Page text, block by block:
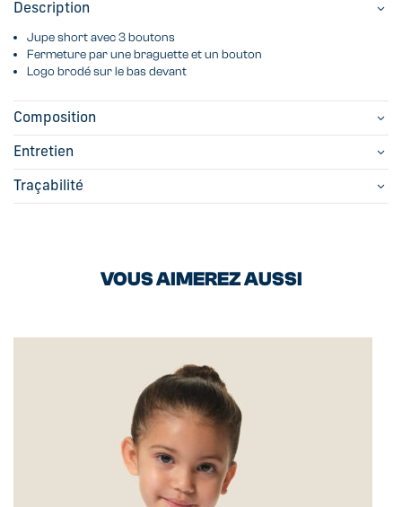
Description
Jupe short avec 3 boutons
Fermeture par une braguette et un bouton
Logo brodé sur le bas devant
Composition
Entretien
Traçabilité
VOUS AIMEREZ AUSSI